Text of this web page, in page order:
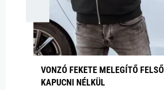
VONZÓ FEKETE MELEGÍTŐ FELSŐ
KAPUCNI NÉLKÜL